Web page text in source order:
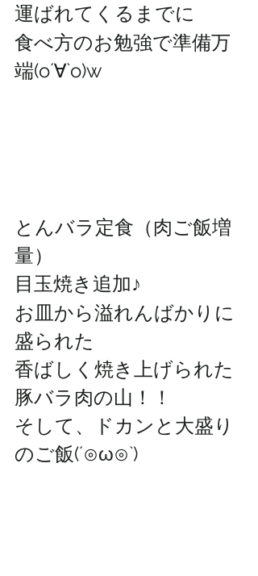
運ばれてくるまでに
食べ方のお勉強で準備万
端(о´∀`о)w
とんバラ定食（肉ご飯増
量）
目玉焼き追加♪
お皿から溢れんばかりに
盛られた
香ばしく焼き上げられた
豚バラ肉の山！！
そして、ドカンと大盛り
のご飯(´⊙ω⊙`)